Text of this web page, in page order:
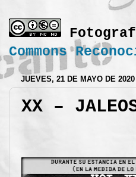
Commons
JUEVES, 21 DE MAYO DE 2020
XX –